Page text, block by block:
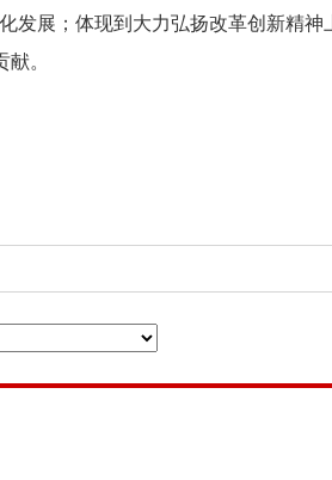
发展；体现到大力弘扬改革创新精神
。